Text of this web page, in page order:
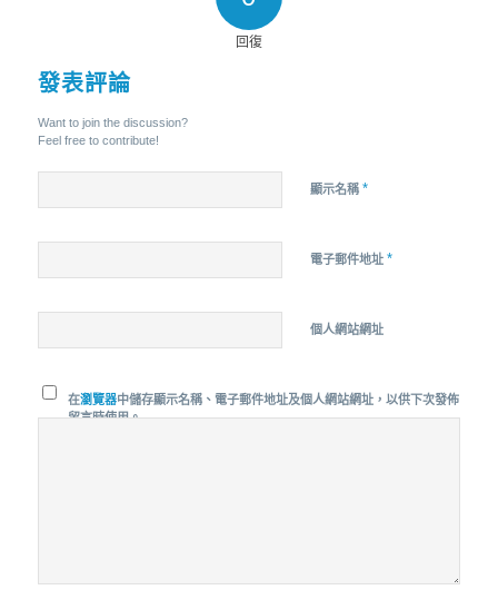
回復
發表評論
Want to join the discussion?
Feel free to contribute!
顯示名稱 *
電子郵件地址 *
個人網站網址
在瀏覽器中儲存顯示名稱、電子郵件地址及個人網站網址，以供下次發佈
留言時使用。